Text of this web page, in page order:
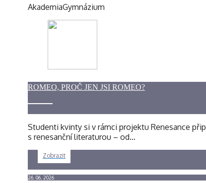
AkademiaGymnázium
ROMEO, PROČ JEN JSI ROMEO?
Studenti kvinty si v rámci projektu Renesance
s renesanční literaturou – od…
Zobrazit
26. 06. 2026